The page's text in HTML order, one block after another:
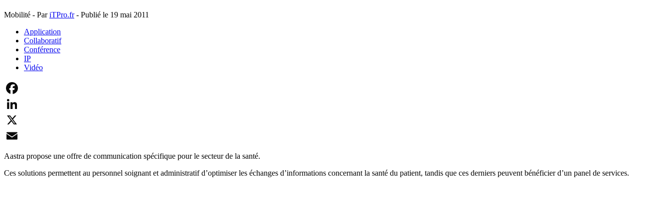
Mobilité - PariTPro.fr- Publié le 19 mai 2011
Application
Collaboratif
Conférence
IP
Vidéo
Facebook
LinkedIn
X
Email
Aastra propose une offre de communication spécifique pour le secteur de la santé.
Ces solutions permettent au personnel soignant et administratif d’optimiser les échanges d’informations concernant la santé du patient, tandis que ces derniers peuvent bénéficier d’un panel de services.